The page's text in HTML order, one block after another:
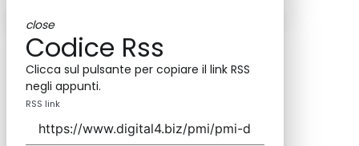
close
Codice Rss
Clicca sul pulsante per copiare il link RSS
negli appunti.
RSS link